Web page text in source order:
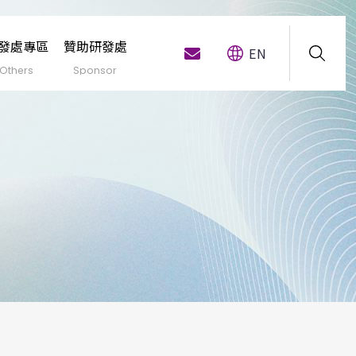
處專區 贊助研發處 EN